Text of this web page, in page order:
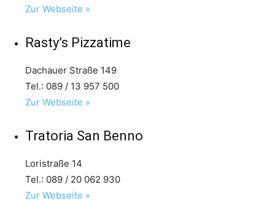
Zur Webseite »
Rasty’s Pizzatime
Dachauer Straße 149
Tel.: 089 / 13 957 500
Zur Webseite »
Tratoria San Benno
Loristraße 14
Tel.: 089 / 20 062 930
Zur Webseite »